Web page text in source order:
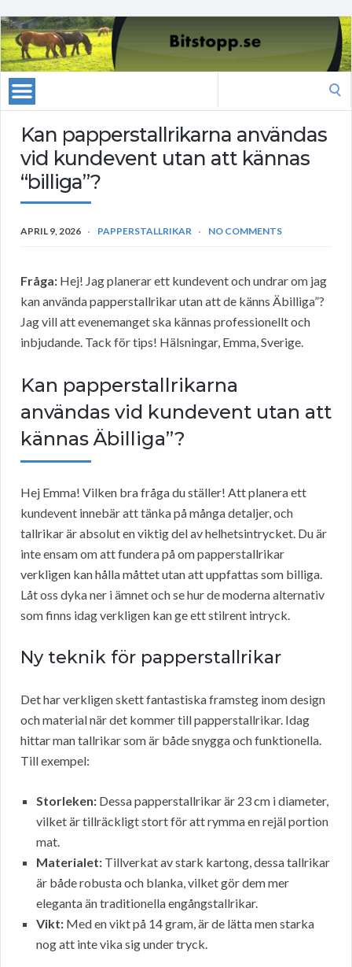
Kan papperstallrikarna användas
vid kundevent utan att kännas
“billiga”?
APRIL 9, 2026 PAPPERSTALLRIKAR NO COMMENTS
Fråga: Hej! Jag planerar ett kundevent och undrar om jag
kan använda papperstallrikar utan att de känns Äbilliga”?
Jag vill att evenemanget ska kännas professionellt och
inbjudande. Tack för tips! Hälsningar, Emma, Sverige.
Kan papperstallrikarna
användas vid kundevent utan att
kännas Äbilliga”?
Hej Emma! Vilken bra fråga du ställer! Att planera ett
kundevent innebär att tänka på många detaljer, och
tallrikar är absolut en viktig del av helhetsintrycket. Du är
inte ensam om att fundera på om papperstallrikar
verkligen kan hålla måttet utan att uppfattas som billiga.
Låt oss dyka ner i ämnet och se hur de moderna alternativ
som finns idag verkligen kan ge ett stilrent intryck.
Ny teknik för papperstallrikar
Det har verkligen skett fantastiska framsteg inom design
och material när det kommer till papperstallrikar. Idag
hittar man tallrikar som är både snygga och funktionella.
Till exempel:
Storleken: Dessa papperstallrikar är 23 cm i diameter,
vilket är tillräckligt stort för att rymma en rejäl portion
mat.
Materialet: Tillverkat av stark kartong, dessa tallrikar
är både robusta och blanka, vilket gör dem mer
eleganta än traditionella engångstallrikar.
Vikt: Med en vikt på 14 gram, är de lätta men starka
nog att inte vika sig under tryck.